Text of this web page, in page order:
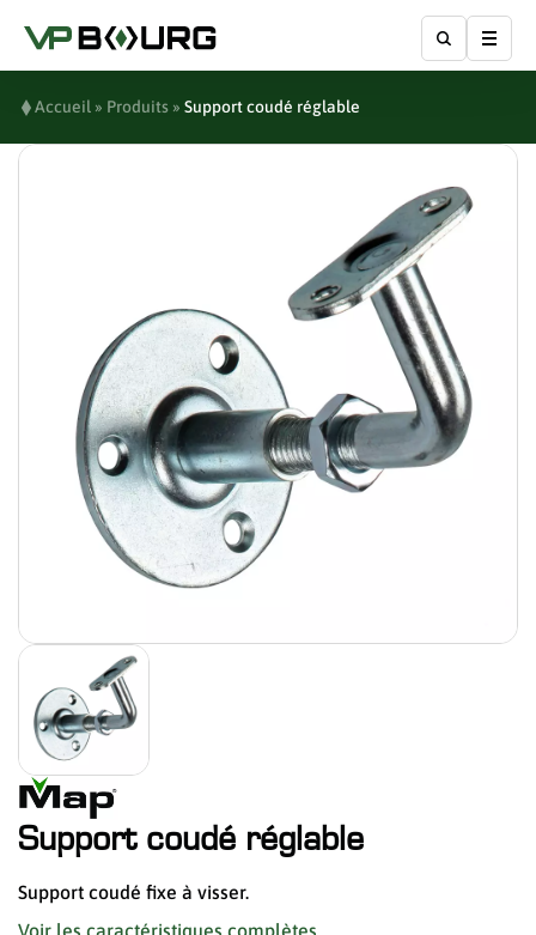
Accueil » Produits » Support coudé réglable
Support coudé réglable
Support coudé fixe à visser.
Voir les caractéristiques complètes